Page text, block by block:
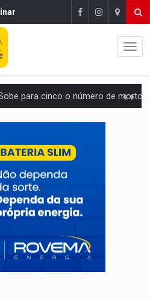
DE ARROZ:MPF assegura cumprimento da legislação sobre transporte
lei contra violência sexual infantil na
Brasil e Rússia discutem energia nuclear, defesa e
entre caminhão e carro deixa quatro mortos e um em
Amazônia Negra ganha projeção nacional com participação de
Velho tem chances de chuvas isoladas nesta
UNIDOS:Assembleia Geral delibera greve da educação